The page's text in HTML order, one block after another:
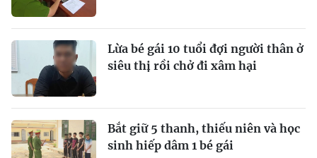
Lừa bé gái 10 tuổi đợi người thân ở
siêu thị rồi chở đi xâm hại
Bắt giữ 5 thanh, thiếu niên và học
sinh hiếp dâm 1 bé gái